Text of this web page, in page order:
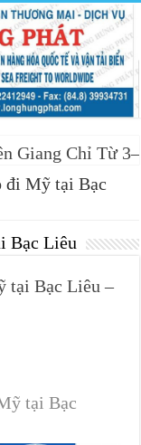
Giang Chỉ Từ
đi Mỹ tại Bạc
Bạc Liêu
tại Bạc Liêu –
tại Bạc